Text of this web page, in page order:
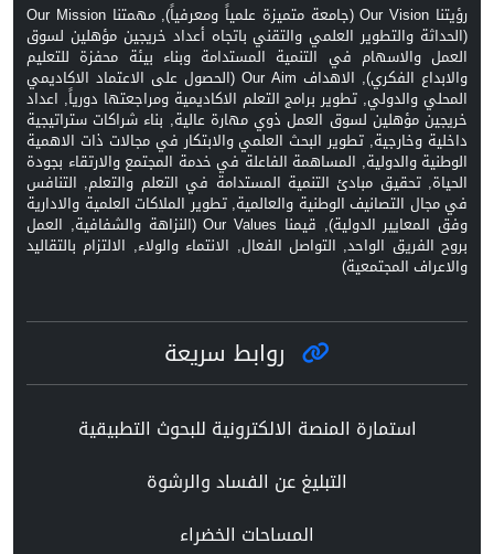
رؤيتنا Our Vision (جامعة متميزة علمياً ومعرفياً), مهمتنا Our Mission
(الحداثة والتطوير العلمي والتقني باتجاه أعداد خريجين مؤهلين لسوق
العمل والاسهام في التنمية المستدامة وبناء بيئة محفزة للتعليم
والابداع الفكري), الاهداف Our Aim (الحصول على الاعتماد الاكاديمي
المحلي والدولي, تطوير برامج التعلم الاكاديمية ومراجعتها دورياً, اعداد
خريجين مؤهلين لسوق العمل ذوي مهارة عالية, بناء شراكات ستراتيجية
داخلية وخارجية, تطوير البحث العلمي والابتكار في مجالات ذات الاهمية
الوطنية والدولية, المساهمة الفاعلة في خدمة المجتمع والارتقاء بجودة
الحياة, تحقيق مبادئ التنمية المستدامة في التعلم والتعلم, التنافس
في مجال التصانيف الوطنية والعالمية, تطوير الملاكات العلمية والادارية
وفق المعايير الدولية), قيمنا Our Values (النزاهة والشفافية, العمل
بروح الفريق الواحد, التواصل الفعال, الانتماء والولاء, الالتزام بالتقاليد
والاعراف المجتمعية)
روابط سريعة
استمارة المنصة الالكترونية للبحوث التطبيقية
التبليغ عن الفساد والرشوة
المساحات الخضراء